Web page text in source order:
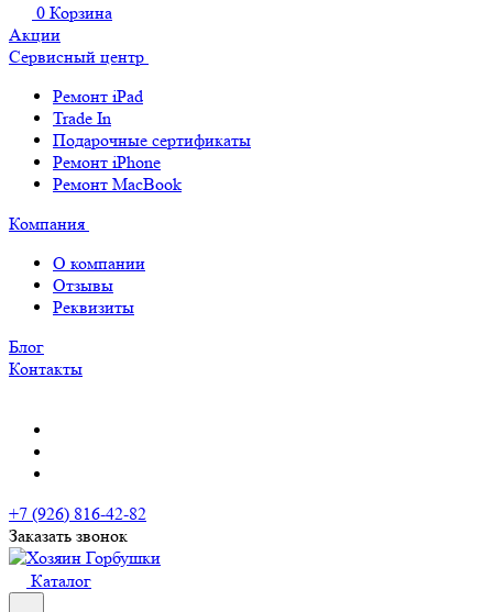
0 Корзина
Акции
Сервисный центр
Ремонт iPad
Trade In
Подарочные сертификаты
Ремонт iPhone
Ремонт MacBook
Компания
О компании
Отзывы
Реквизиты
Блог
Контакты
+7 (926) 816-42-82
Заказать звонок
Каталог